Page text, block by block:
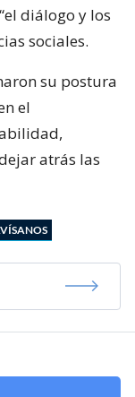
diálogo y los
sociales.
su postura
el
atrás las